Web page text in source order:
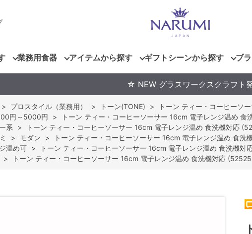
業務用食器 アイテムから探す ギフトシーンから探す ブ
☆ NEW グラスワークスクラフト
> プロスタイル（業務用） > トーン(TONE) >
トーン ティー・コーヒーソ
円～5000円 >
トーン ティー・コーヒーソーサー 16cm 電子レンジ温め
系 >
トーン ティー・コーヒーソーサー 16cm 電子レンジ温め 食洗機対応
> モダン >
トーン ティー・コーヒーソーサー 16cm 電子レンジ温め 食
温め可 >
トーン ティー・コーヒーソーサー 16cm 電子レンジ温め 食洗機
> トーン ティー・コーヒーソーサー 16cm 電子レンジ温め 食洗機対応